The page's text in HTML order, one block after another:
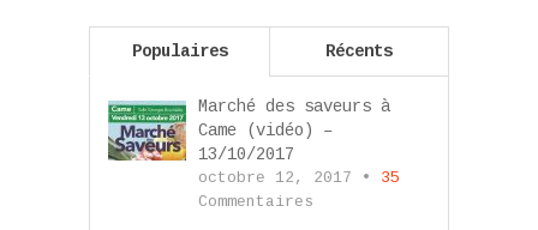
Populaires Récents
Marché des saveurs à
Came (vidéo) –
13/10/2017
octobre 12, 2017 • 35
Commentaires